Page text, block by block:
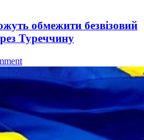
обмежити безвізовий
Туреччину